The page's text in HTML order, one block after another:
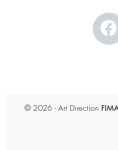
© 2026 - Art Direction